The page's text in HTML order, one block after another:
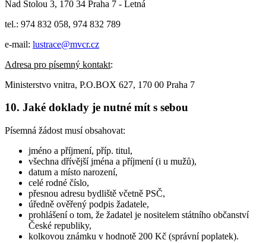
Nad Štolou 3, 170 34 Praha 7 - Letná
tel.: 974 832 058, 974 832 789
e-mail: lustrace@mvcr.cz
Adresa pro písemný kontakt:
Ministerstvo vnitra, P.O.BOX 627, 170 00 Praha 7
10. Jaké doklady je nutné mít s sebou
Písemná žádost musí obsahovat:
jméno a příjmení, příp. titul,
všechna dřívější jména a příjmení (i u mužů),
datum a místo narození,
celé rodné číslo,
přesnou adresu bydliště včetně PSČ,
úředně ověřený podpis žadatele,
prohlášení o tom, že žadatel je nositelem státního občanství
České republiky,
kolkovou známku v hodnotě 200 Kč (správní poplatek).